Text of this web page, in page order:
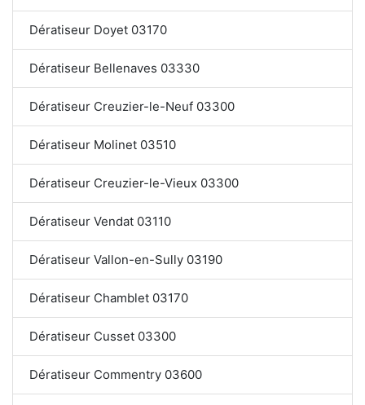
Dératiseur Doyet 03170
Dératiseur Bellenaves 03330
Dératiseur Creuzier-le-Neuf 03300
Dératiseur Molinet 03510
Dératiseur Creuzier-le-Vieux 03300
Dératiseur Vendat 03110
Dératiseur Vallon-en-Sully 03190
Dératiseur Chamblet 03170
Dératiseur Cusset 03300
Dératiseur Commentry 03600